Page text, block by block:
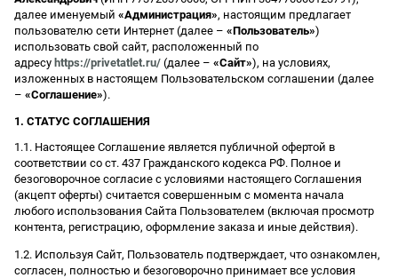
далее именуемый «Администрация», настоящим предлагает
пользователю сети Интернет (далее – «Пользователь»)
использовать свой сайт, расположенный по
адресу https://privetatlet.ru/ (далее – «Сайт»), на условиях,
изложенных в настоящем Пользовательском соглашении (далее
– «Соглашение»).
1. СТАТУС СОГЛАШЕНИЯ
1.1. Настоящее Соглашение является публичной офертой в
соответствии со ст. 437 Гражданского кодекса РФ. Полное и
безоговорочное согласие с условиями настоящего Соглашения
(акцепт оферты) считается совершенным с момента начала
любого использования Сайта Пользователем (включая просмотр
контента, регистрацию, оформление заказа и иные действия).
1.2. Используя Сайт, Пользователь подтверждает, что ознакомлен,
согласен, полностью и безоговорочно принимает все условия